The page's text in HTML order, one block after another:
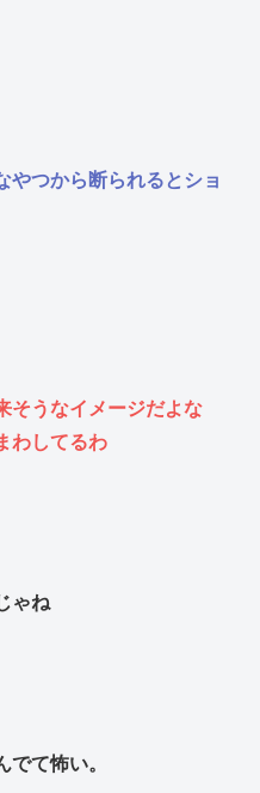
やつから断られるとショ
そうなイメージだよな
わしてるわ
ゃね
て怖い。